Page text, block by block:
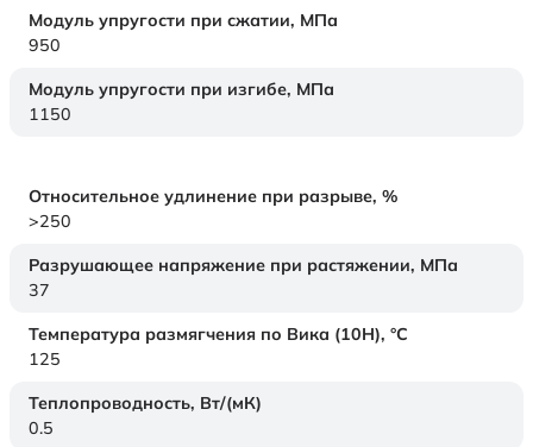
Модуль упругости при сжатии, МПа
950
Модуль упругости при изгибе, МПа
1150
Относительное удлинение при разрыве, %
>250
Разрушающее напряжение при растяжении, МПа
37
Температура размягчения по Вика (10Н), °C
125
Теплопроводность, Вт/(мК)
0.5